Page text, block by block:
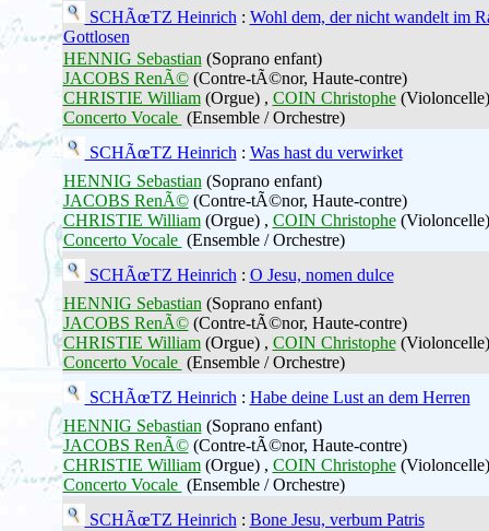
SCHÃœTZ Heinrich: Wohl dem, der nicht wandelt im
Gottlosen
HENNIG Sebastian(Soprano enfant)
JACOBS RenÃ©(Contre-tÃ©nor, Haute-contre)
CHRISTIE William(Orgue) , COIN Christophe
Concerto Vocale (Ensemble / Orchestre)
SCHÃœTZ Heinrich: Was hast du verwirket
HENNIG Sebastian(Soprano enfant)
JACOBS RenÃ©(Contre-tÃ©nor, Haute-contre)
CHRISTIE William(Orgue) , COIN Christophe
Concerto Vocale (Ensemble / Orchestre)
SCHÃœTZ Heinrich: O Jesu, nomen dulce
HENNIG Sebastian(Soprano enfant)
JACOBS RenÃ©(Contre-tÃ©nor, Haute-contre)
CHRISTIE William(Orgue) , COIN Christophe
Concerto Vocale (Ensemble / Orchestre)
SCHÃœTZ Heinrich: Habe deine Lust an dem Herren
HENNIG Sebastian(Soprano enfant)
JACOBS RenÃ©(Contre-tÃ©nor, Haute-contre)
CHRISTIE William(Orgue) , COIN Christophe
Concerto Vocale (Ensemble / Orchestre)
SCHÃœTZ Heinrich: Bone Jesu, verbum Patris